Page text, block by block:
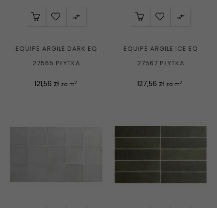

EQUIPE ARGILE DARK EQ
27565 PŁYTKA
Cena
121,56 zł za m2

EQUIPE ARGILE ICE EQ
27567 PŁYTKA
Cena
127,56 zł za m2